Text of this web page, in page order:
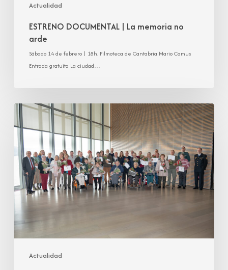
Actualidad
ESTRENO DOCUMENTAL | La memoria no
arde
Sábado 14 de febrero | 18h. Filmoteca de Cantabria Mario Camus
Entrada gratuita La ciudad…
Actualidad
Cuando
la
memoria
se
escucha:
Acto
homenaje
Legado
Cantabria
2025